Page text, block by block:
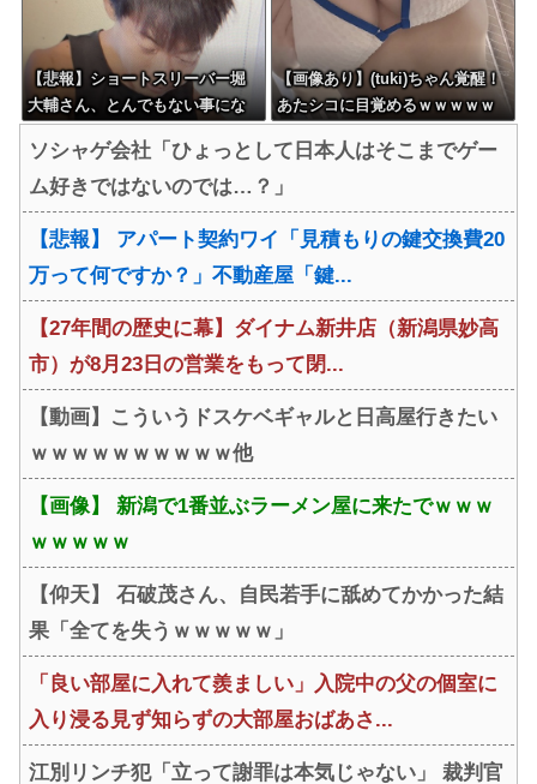
【悲報】ショートスリーバー堀
大輔さん、とんでもない事にな
【画像あり】(tuki)ちゃん覚醒！
あたシコに目覚めるｗｗｗｗｗ
ソシャゲ会社「ひょっとして日本人はそこまでゲー
ム好きではないのでは…？」
【悲報】 アパート契約ワイ「見積もりの鍵交換費20
万って何ですか？」不動産屋「鍵...
【27年間の歴史に幕】ダイナム新井店（新潟県妙高
市）が8月23日の営業をもって閉...
【動画】こういうドスケベギャルと日高屋行きたい
ｗｗｗｗｗｗｗｗｗｗ他
【画像】 新潟で1番並ぶラーメン屋に来たでｗｗｗ
ｗｗｗｗｗ
【仰天】 石破茂さん、自民若手に舐めてかかった結
果「全てを失うｗｗｗｗｗ」
「良い部屋に入れて羨ましい」入院中の父の個室に
入り浸る見ず知らずの大部屋おばあさ...
江別リンチ犯「立って謝罪は本気じゃない」 裁判官